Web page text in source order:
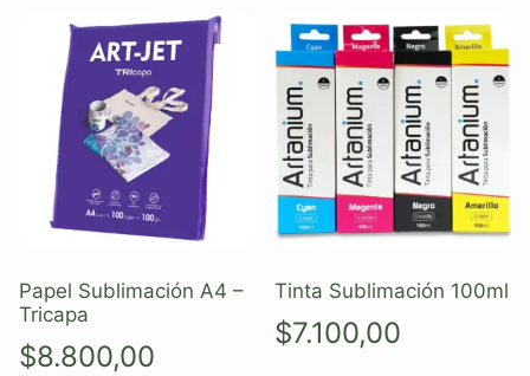
Papel Sublimación A4 –
Tricapa
$8.800,00
Tinta Sublimación 100ml
$7.100,00